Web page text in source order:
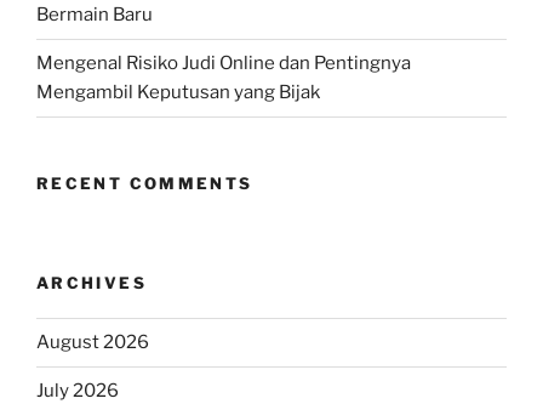
Bermain Baru
Mengenal Risiko Judi Online dan Pentingnya
Mengambil Keputusan yang Bijak
RECENT COMMENTS
ARCHIVES
August 2026
July 2026